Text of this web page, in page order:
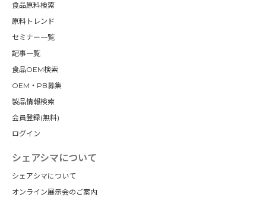
食品原料検索
原料トレンド
セミナー一覧
記事一覧
食品OEM検索
OEM・PB募集
製品情報検索
会員登録(無料)
ログイン
シェアシマについて
シェアシマについて
オンライン展示会のご案内